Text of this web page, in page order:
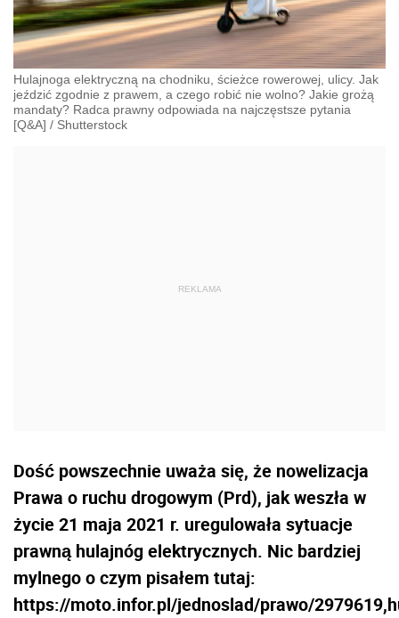
Hulajnoga elektryczną na chodniku, ścieżce rowerowej, ulicy. Jak
jeździć zgodnie z prawem, a czego robić nie wolno? Jakie grożą
mandaty? Radca prawny odpowiada na najczęstsze pytania
[Q&A] / Shutterstock
Dość powszechnie uważa się, że nowelizacja
Prawa o ruchu drogowym (Prd), jak weszła w
życie 21 maja 2021 r. uregulowała sytuacje
prawną hulajnóg elektrycznych. Nic bardziej
mylnego o czym pisałem tutaj:
https://moto.infor.pl/jednoslad/prawo/